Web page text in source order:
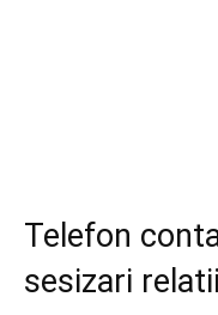
Telefon
sesizari